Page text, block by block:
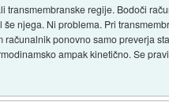
regije. Bodoči
njega. Ni problema. Pri
ponovno samo preverja
ampak kinetično. Se